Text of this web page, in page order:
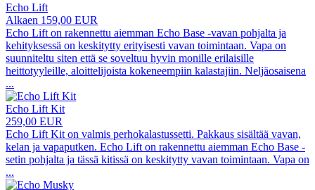
Echo Lift
Alkaen 159,00 EUR
Echo Lift on rakennettu aiemman Echo Base -vavan pohjalta ja
kehityksessä on keskitytty erityisesti vavan toimintaan. Vapa on
suunniteltu siten että se soveltuu hyvin monille erilaisille
heittotyyleille, aloittelijoista kokeneempiin kalastajiin. Neljäosaisena
...
Echo Lift Kit
259,00 EUR
Echo Lift Kit on valmis perhokalastussetti. Pakkaus sisältää vavan,
kelan ja vapaputken. Echo Lift on rakennettu aiemman Echo Base -
setin pohjalta ja tässä kitissä on keskitytty vavan toimintaan. Vapa on
...